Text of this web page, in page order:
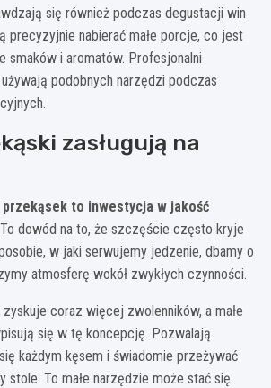
się również podczas degustacji win
precyzyjnie nabierać małe porcje, co jest
smaków i aromatów. Profesjonalni
podobnych narzędzi podczas
zasługują na
przekąsek to inwestycja w jakość
dowód na to, że szczęście często kryje
w jaki serwujemy jedzenie, dbamy o
atmosferę wokół zwykłych czynności.
zyskuje coraz więcej zwolenników, a małe
się w tę koncepcję. Pozwalają
każdym kęsem i świadomie przeżywać
stole. To małe narzędzie może stać się